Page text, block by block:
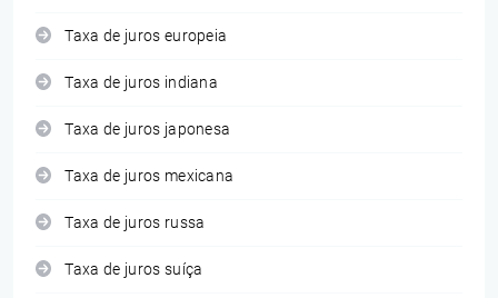
Taxa de juros europeia
Taxa de juros indiana
Taxa de juros japonesa
Taxa de juros mexicana
Taxa de juros russa
Taxa de juros suíça